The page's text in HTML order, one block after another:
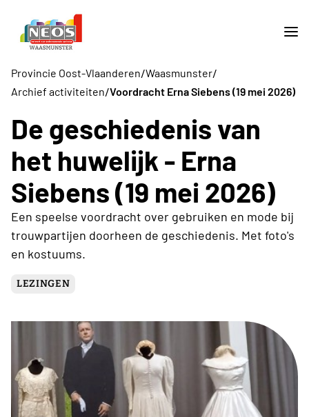
Provincie Oost-Vlaanderen/Waasmunster/
Archief activiteiten/Voordracht Erna Siebens (19 mei 2026)
De geschiedenis van
het huwelijk - Erna
Siebens (19 mei 2026)
Een speelse voordracht over gebruiken en mode bij
trouwpartijen doorheen de geschiedenis. Met foto's
en kostuums.
LEZINGEN